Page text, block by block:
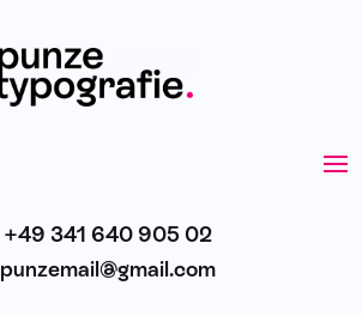
+49 341 640 905 02
punzemail@gmail.com